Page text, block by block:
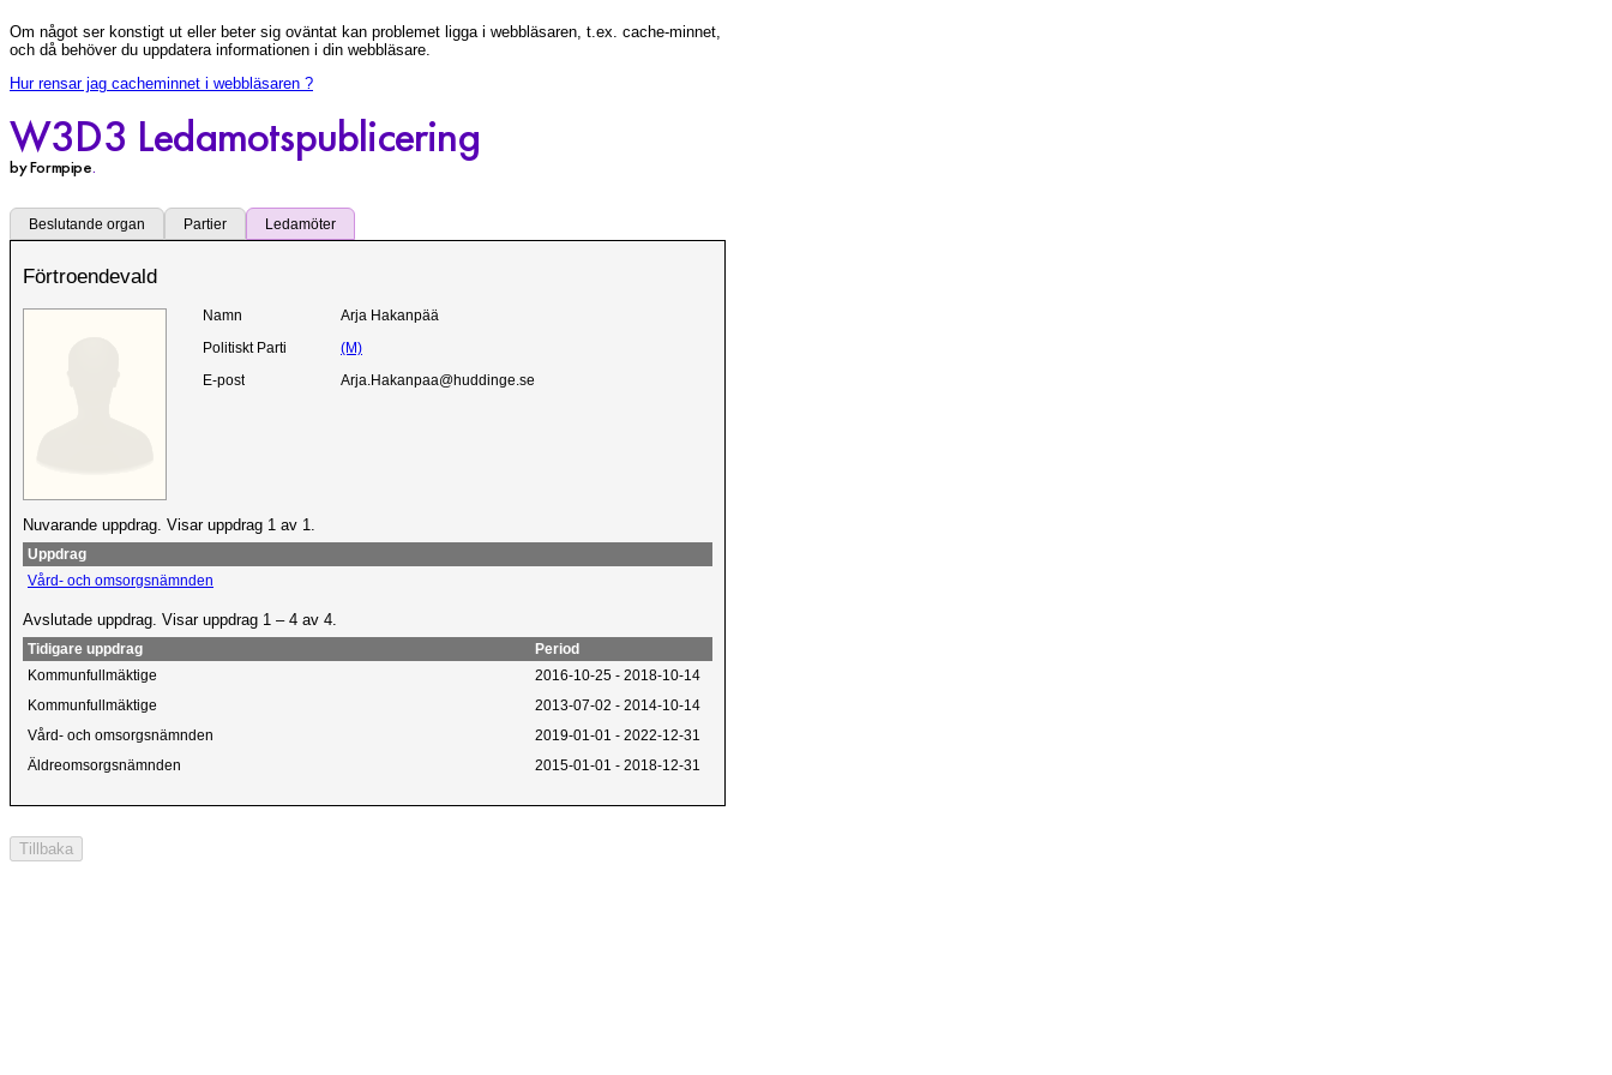
Om något ser konstigt ut eller beter sig oväntat kan problemet ligga i webbläsaren, t.ex. cache-minnet,
och då behöver du uppdatera informationen i din webbläsare.
Hur rensar jag cacheminnet i webbläsaren ?
W3D3 Ledamotspublicering
by Formpipe.
Beslutande organ Partier Ledamöter
Förtroendevald
Namn Arja Hakanpää
Politiskt Parti (M)
E-post Arja.Hakanpaa@huddinge.se
Nuvarande uppdrag. Visar uppdrag 1 av 1.
Uppdrag
Vård- och omsorgsnämnden
Avslutade uppdrag. Visar uppdrag 1 – 4 av 4.
Tidigare uppdrag
Period
Kommunfullmäktige
2016-10-25 - 2018-10-14
Kommunfullmäktige 2013-07-02 - 2014-10-14
Vård- och omsorgsnämnden 2019-01-01 - 2022-12-31
Äldreomsorgsnämnden 2015-01-01 - 2018-12-31